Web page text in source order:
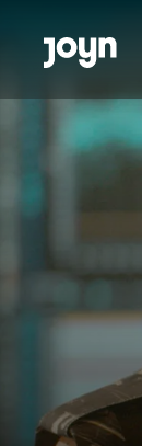
Zum
Barrierefrei